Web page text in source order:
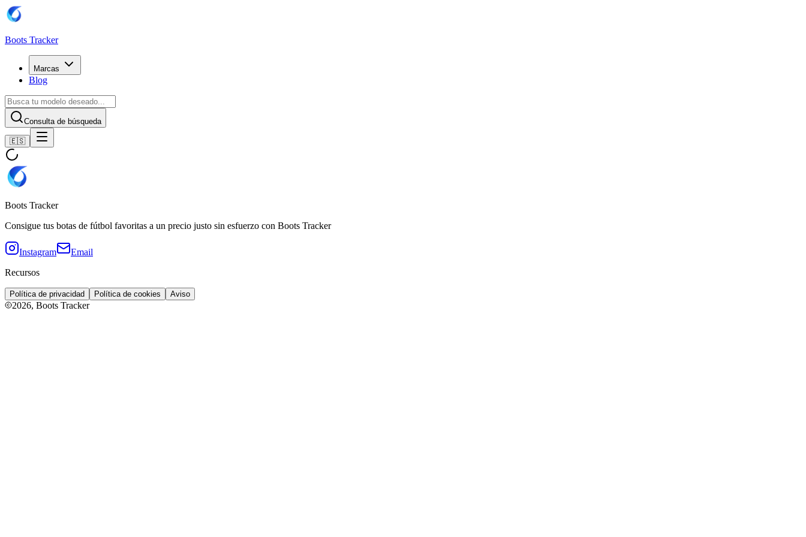
Boots Tracker
Marcas
Blog
Consulta de búsqueda
🇪🇸
Boots Tracker
Consigue tus botas de fútbol favoritas a un precio justo sin esfuerzo con Boots Tracker
Instagram
Email
Recursos
Política de privacidad Política de cookies Aviso
2026, Boots Tracker